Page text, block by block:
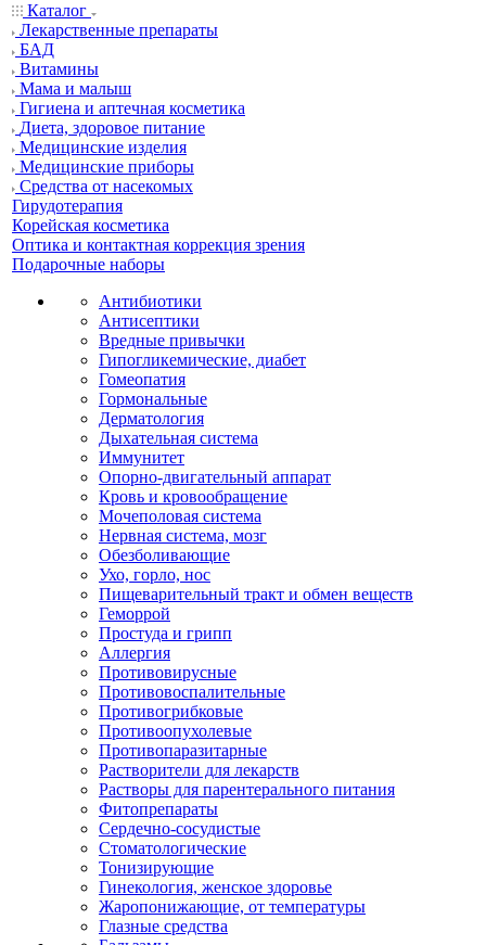
Каталог
Лекарственные препараты
БАД
Витамины
Мама и малыш
Гигиена и аптечная косметика
Диета, здоровое питание
Медицинские изделия
Медицинские приборы
Средства от насекомых
Гирудотерапия
Корейская косметика
Оптика и контактная коррекция зрения
Подарочные наборы
Антибиотики
Антисептики
Вредные привычки
Гипогликемические, диабет
Гомеопатия
Гормональные
Дерматология
Дыхательная система
Иммунитет
Опорно-двигательный аппарат
Кровь и кровообращение
Мочеполовая система
Нервная система, мозг
Обезболивающие
Ухо, горло, нос
Пищеварительный тракт и обмен веществ
Геморрой
Простуда и грипп
Аллергия
Противовирусные
Противовоспалительные
Противогрибковые
Противоопухолевые
Противопаразитарные
Растворители для лекарств
Растворы для парентерального питания
Фитопрепараты
Сердечно-сосудистые
Стоматологические
Тонизирующие
Гинекология, женское здоровье
Жаропонижающие, от температуры
Глазные средства